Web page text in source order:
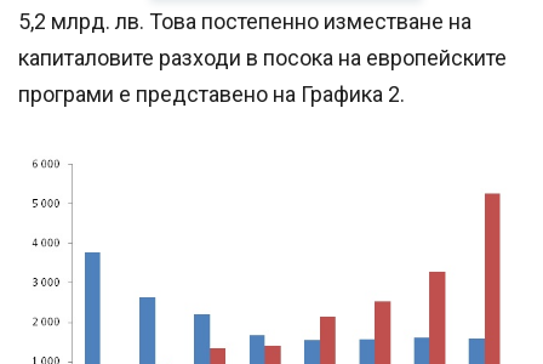
5,2 млрд. лв. Това постепенно изместване на
капиталовите разходи в посока на европейските
програми е представено на Графика 2.